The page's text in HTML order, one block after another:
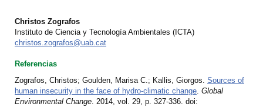
Christos Zografos
Instituto de Ciencia y Tecnología Ambientales (ICTA)
christos.zografos@uab.cat
Referencias
Zografos, Christos; Goulden, Marisa C.; Kallis, Giorgos. Sources of
human insecurity in the face of hydro-climatic change. Global
Environmental Change. 2014, vol. 29, p. 327-336. doi: